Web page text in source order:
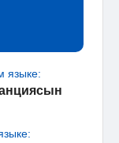
языке: